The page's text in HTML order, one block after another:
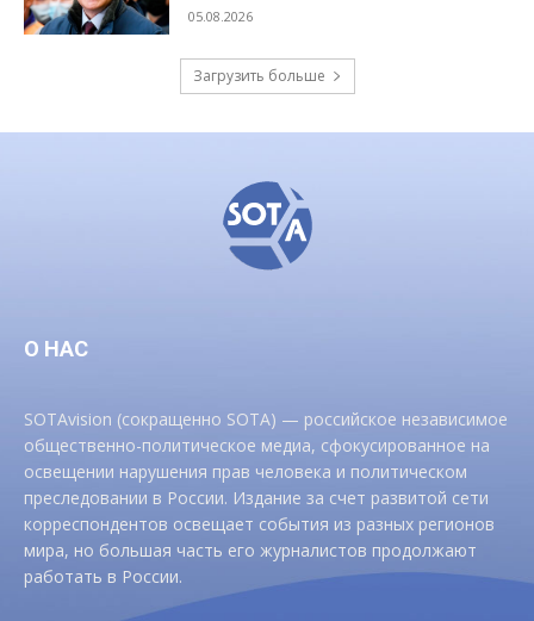
05.08.2026
Загрузить больше
О НАС
SOTAvision (сокращенно SOTA) — российское независимое
общественно-политическое медиа, сфокусированное на
освещении нарушения прав человека и политическом
преследовании в России. Издание за счет развитой сети
корреспондентов освещает события из разных регионов
мира, но большая часть его журналистов продолжают
работать в России.